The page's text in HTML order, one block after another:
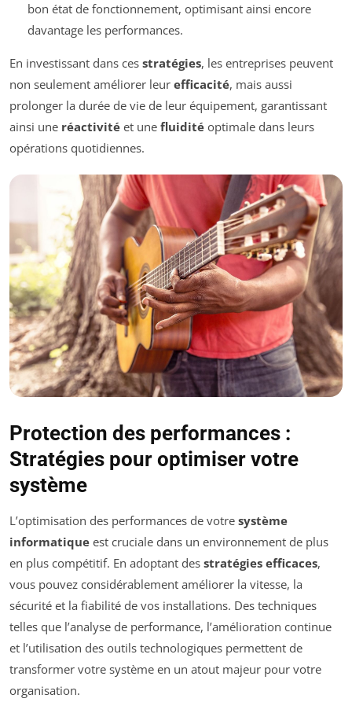
bon état de fonctionnement, optimisant ainsi encore
davantage les performances.
En investissant dans ces stratégies, les entreprises peuvent
non seulement améliorer leur efficacité, mais aussi
prolonger la durée de vie de leur équipement, garantissant
ainsi une réactivité et une fluidité optimale dans leurs
opérations quotidiennes.
Protection des performances :
Stratégies pour optimiser votre
système
L’optimisation des performances de votre système
informatique est cruciale dans un environnement de plus
en plus compétitif. En adoptant des stratégies efficaces,
vous pouvez considérablement améliorer la vitesse, la
sécurité et la fiabilité de vos installations. Des techniques
telles que l’analyse de performance, l’amélioration continue
et l’utilisation des outils technologiques permettent de
transformer votre système en un atout majeur pour votre
organisation.